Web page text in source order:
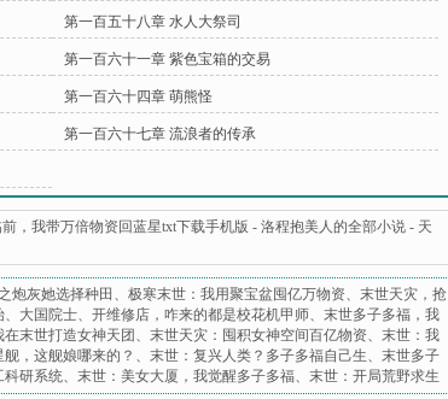
第一百五十八章 水人大祭司
第一百六十一章 紫色宝箱的交易
第一百六十四章 萌熊怪
第一百六十七章 流浪者的传承
，我带万倍物资回蓝星txt下载手机版 - 洛程抱美人的全部小说 - 天
炮灰她选择种田 、 极寒末世：我用聚宝盆囤亿万物资、 末世天灾，抢
、 大国院士、 开维修店，咋来的都是校花机甲师、 末世多子多福，我
在末世打造女神天团 、 末世天灾：囤积女神空间百亿物资、 末世：我
舰，这舰娘哪来的？ 、 末世：复兴人类？多子多福自己生、 末世多子
科研系统、 末世：美女大厦，我觉醒多子多福、 末世：开局荒野求生